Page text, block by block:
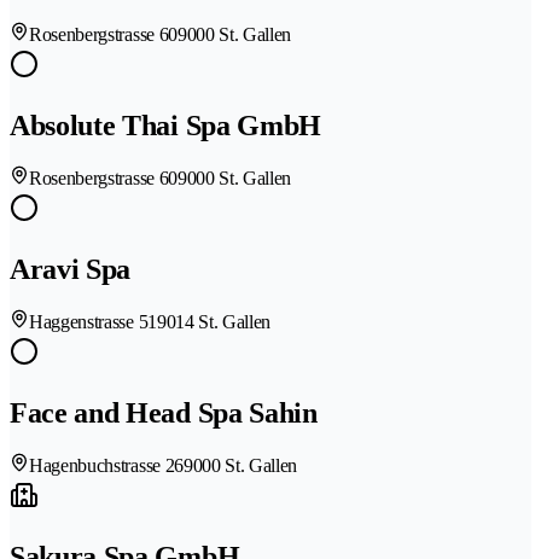
Rosenbergstrasse 609000 St. Gallen
Absolute Thai Spa GmbH
Rosenbergstrasse 609000 St. Gallen
Aravi Spa
Haggenstrasse 519014 St. Gallen
Face and Head Spa Sahin
Hagenbuchstrasse 269000 St. Gallen